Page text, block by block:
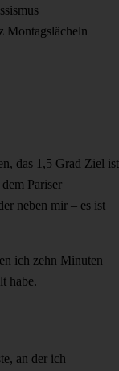
Montagslächeln
das 1,5 Grad Ziel ist
Pariser
neben mir – es ist
ich zehn Minuten
habe.
an der ich